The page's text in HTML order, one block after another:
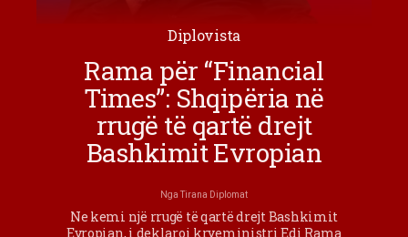
Diplovista
Rama për “Financial
Times”: Shqipëria në
rrugë të qartë drejt
Bashkimit Evropian
NgaTirana Diplomat
Ne kemi një rrugë të qartë drejt Bashkimit
Evropian, i deklaroi kryeministri Edi Rama